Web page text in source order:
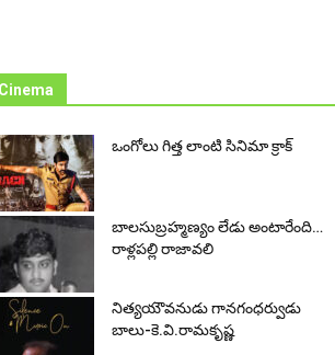
Cinema
ఒంగోలు గిత్త లాంటి సినిమా క్రాక్
బాలసుబ్ర‌హ్మ‌ణ్యం లేడు అంటారేంది…
రాళ్ల‌ప‌ల్లి రాజావ‌లి
నిత్య‌యౌవ‌నుడు గాన‌గంధ‌ర్వుడు
బాలు-కె.వి.రామకృష్ణ